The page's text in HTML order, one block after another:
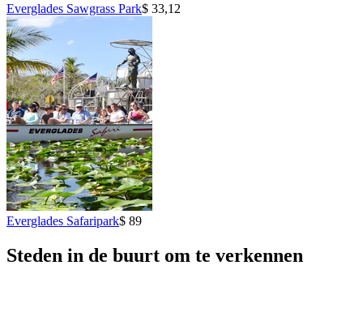
Everglades Sawgrass Park$ 33,12
Everglades Safaripark$ 89
Steden in de buurt om te verkennen